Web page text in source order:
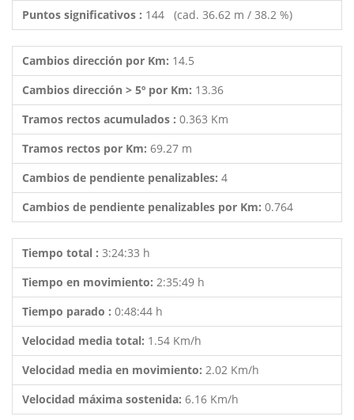
Puntos significativos : 144 (cad. 36.62 m / 38.2 %)
Cambios dirección por Km: 14.5
Cambios dirección > 5º por Km: 13.36
Tramos rectos acumulados : 0.363 Km
Tramos rectos por Km: 69.27 m
Cambios de pendiente penalizables: 4
Cambios de pendiente penalizables por Km: 0.764
Tiempo total : 3:24:33 h
Tiempo en movimiento: 2:35:49 h
Tiempo parado : 0:48:44 h
Velocidad media total: 1.54 Km/h
Velocidad media en movimiento: 2.02 Km/h
Velocidad máxima sostenida: 6.16 Km/h